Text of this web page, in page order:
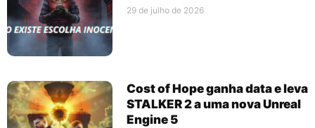
29 de julho de 2026
Cost of Hope ganha data e leva
STALKER 2 a uma nova Unreal
Engine 5